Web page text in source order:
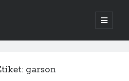
ana
menüyü
garson